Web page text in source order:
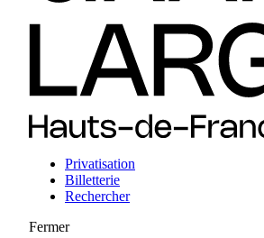
Privatisation
Billetterie
Rechercher
Fermer